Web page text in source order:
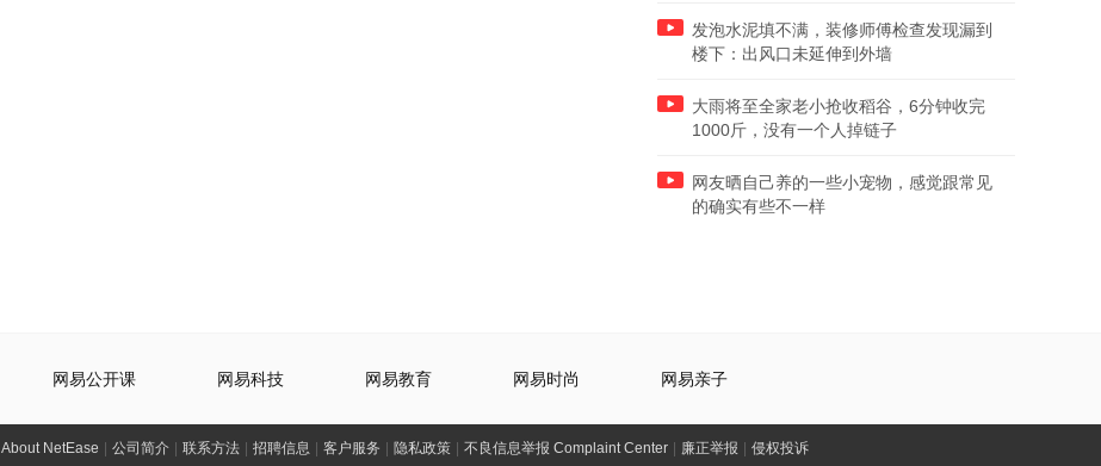
发泡水泥填不满，装修师傅检查发现漏到
楼下：出风口未延伸到外墙
大雨将至全家老小抢收稻谷，6分钟收完
1000斤，没有一个人掉链子
网友晒自己养的一些小宠物，感觉跟常见
的确实有些不一样
网易公开课 网易科技 网易教育 网易时尚 网易亲子
About NetEase 公司简介 联系方法 招聘信息 客户服务 隐私政策 不良信息举报 Complaint Center 廉正举报 侵权投诉